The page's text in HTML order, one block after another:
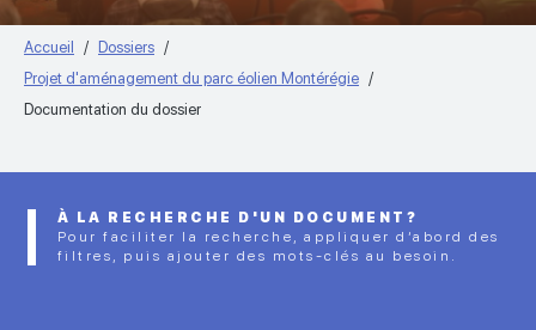
Accueil
Dossiers
Projet d'aménagement du parc éolien Montérégie
Documentation du dossier
À LA RECHERCHE D'UN DOCUMENT?
Pour faciliter la recherche, appliquer d’abord des
filtres, puis ajouter des mots-clés au besoin.